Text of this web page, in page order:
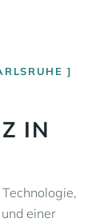
IN
einer